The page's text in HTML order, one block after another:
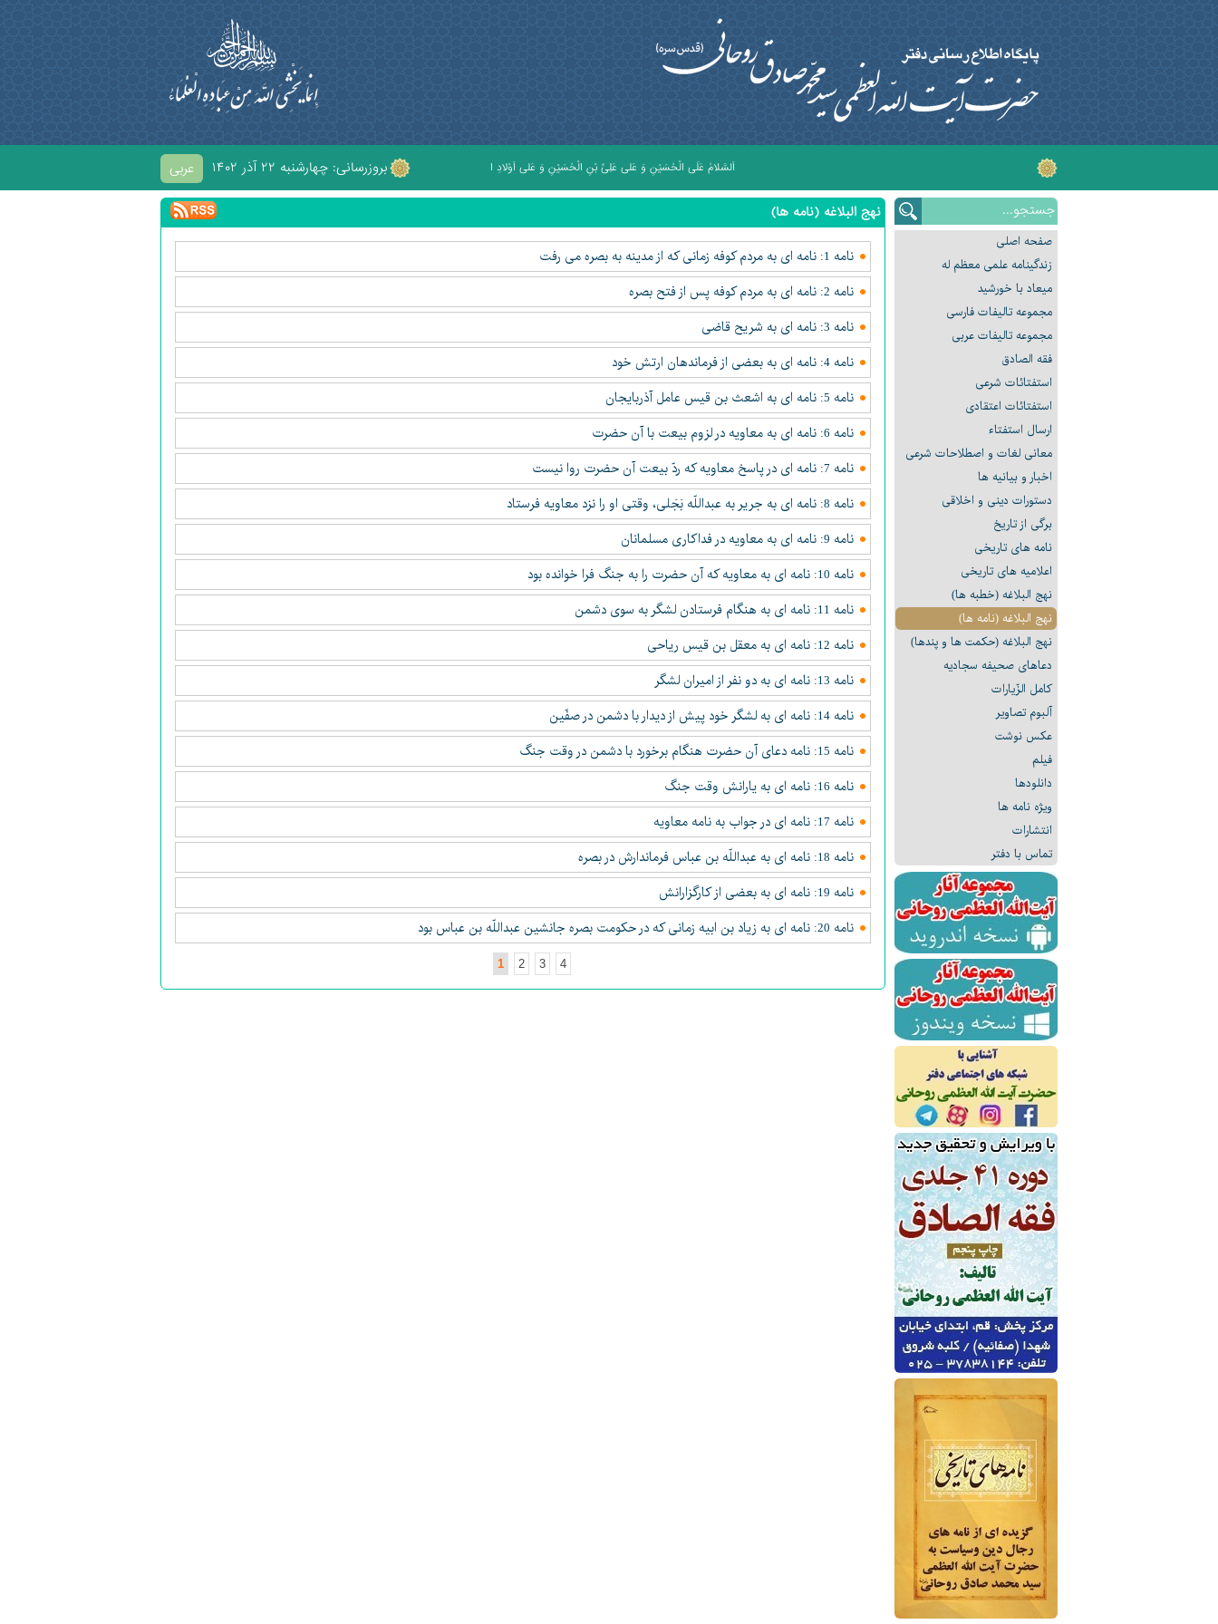
عربی بروزرسانی: ۱۴۰۲ چهارشنبه ۲۲ آذر اَلسَّلامُ عَلَى الْحُسَيْنِ وَ عَلى عَلِىِّ بْنِ الْحُسَيْنِ وَ عَلى اَوْلادِ الْحُسَيْنِ وَ عَلى اَصْحابِ الْحُسَيْنِ
صفحه اصلی
زندگینامه علمی معظم له
میعاد با خورشید
مجموعه تالیفات فارسی
مجموعه تالیفات عربی
فقه الصادق
استفتائات شرعی
استفتائات اعتقادی
ارسال استفتاء
معانى لغات و اصطلاحات شرعی
اخبار و بیانیه ها
دستورات دینی و اخلاقی
برگی از تاریخ
نامه های تاریخی
اعلامیه های تاریخی
نهج البلاغه (خطبه ها)
نهج البلاغه (نامه ها)
نهج البلاغه (حکمت ها و پندها)
دعاهای صحیفه سجادیه
كامل الزّيارات
آلبوم تصاویر
عکس نوشت
فیلم
دانلودها
ویژه نامه ها
انتشارات
تماس با دفتر
نهج البلاغه (نامه ها)
نامه 1:‌ نامه ای به مردم كوفه زمانى كه از مدينه به بصره مى رفت
نامه 2: نامه ای به مردم كوفه پس از فتح بصره
نامه 3: نامه ای به شريح قاضى
نامه 4: نامه ای به بعضى از فرماندهان ارتش خود
نامه 5: نامه ای به اشعث بن قيس عامل آذربايجان
نامه 6: نامه ای به معاويه در لزوم بيعت با آن حضرت
نامه 7: نامه ای در پاسخ معاويه كه ردّ بيعت آن حضرت روا نيست
نامه 8: نامه ای به جرير به عبداللّه بَجَلى، وقتى او را نزد معاويه فرستاد
نامه 9: نامه ای به معاويه در فداكارى مسلمانان
نامه 10: نامه ای به معاويه كه آن حضرت را به جنگ فرا خوانده بود
نامه 11:‌ نامه ای به هنگام فرستادن لشگر به سوى دشمن
نامه 12: نامه ای به معقل بن قيس رياحى
نامه 13: نامه ای به دو نفر از امیران لشگر
نامه 14: نامه ای به لشگر خود پيش از ديدار با دشمن در صفّين
نامه 15: نامه دعاى آن حضرت هنگام برخورد با دشمن در وقت جنگ
نامه 16: نامه ای به يارانش وقت جنگ
نامه 17: نامه ای در جواب به نامه معاويه
نامه 18: نامه ای به عبداللّه بن عباس فرماندارش در بصره
نامه 19: نامه ای به بعضى از كارگزارانش
نامه 20: نامه ای به زياد بن ابيه زمانى كه در حكومت بصره جانشين عبداللّه بن عباس بود
1 2 3 4